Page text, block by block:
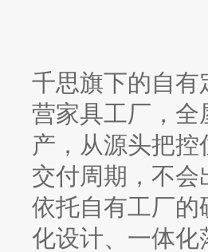
千思旗下的自
营家具工厂，
产，从源头把
交付周期，不
依托自有工厂
化设计、一体